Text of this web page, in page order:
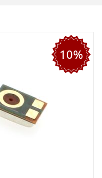
10%